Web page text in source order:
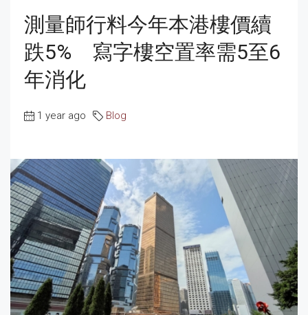
測量師行料今年本港樓價續
跌5% 寫字樓空置率需5至6
年消化
1 year ago Blog